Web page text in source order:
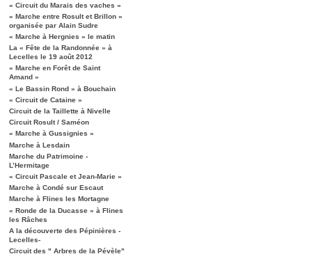
« Circuit du Marais des vaches »
« Marche entre Rosult et Brillon »
organisée par Alain Sudre
« Marche à Hergnies » le matin
La « Fête de la Randonnée » à
Lecelles le 19 août 2012
« Marche en Forêt de Saint
Amand »
« Le Bassin Rond » à Bouchain
« Circuit de Cataine »
Circuit de la Taillette à Nivelle
Circuit Rosult / Saméon
« Marche à Gussignies »
Marche à Lesdain
Marche du Patrimoine -
L’Hermitage
« Circuit Pascale et Jean-Marie »
Marche à Condé sur Escaut
Marche à Flines les Mortagne
« Ronde de la Ducasse » à Flines
les Râches
A la découverte des Pépinières -
Lecelles-
Circuit des " Arbres de la Pévèle"